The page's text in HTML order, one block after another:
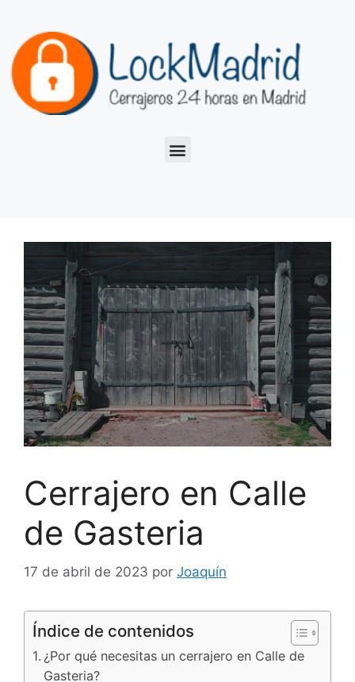
Cerrajero en Calle
de Gasteria
17 de abril de 2023 por Joaquín
Índice de contenidos
¿Por qué necesitas un cerrajero en Calle de
Gasteria?